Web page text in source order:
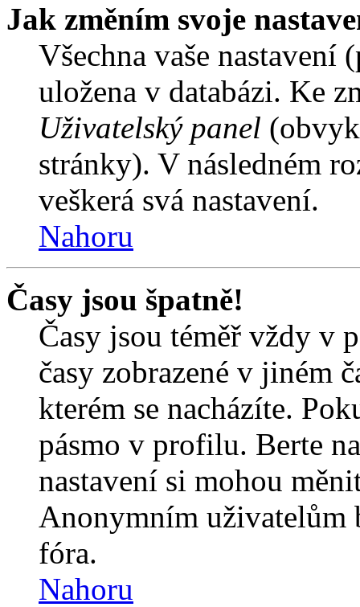
Jak změním svoje
Všechna vaše
uložena v databázi. Ke
Uživatelský panel
stránky). V následném
veškerá svá nastavení.
Nahoru
Časy jsou špatně!
Časy jsou téměř vždy v
časy zobrazené v jiném
kterém se nacházíte.
pásmo v profilu. Berte
nastavení si mohou
Anonymním uživatelům
fóra.
Nahoru